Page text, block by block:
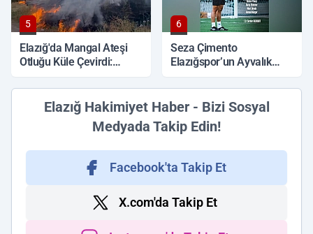
5
Elazığ'da Mangal Ateşi
Otluğu Küle Çevirdi:
Söndürüldü
6
Seza Çimento
Elazığspor’un Ayvalık
11’i belli oldu
Elazığ Hakimiyet Haber - Bizi Sosyal
Medyada Takip Edin!
Facebook'ta Takip Et
X.com'da Takip Et